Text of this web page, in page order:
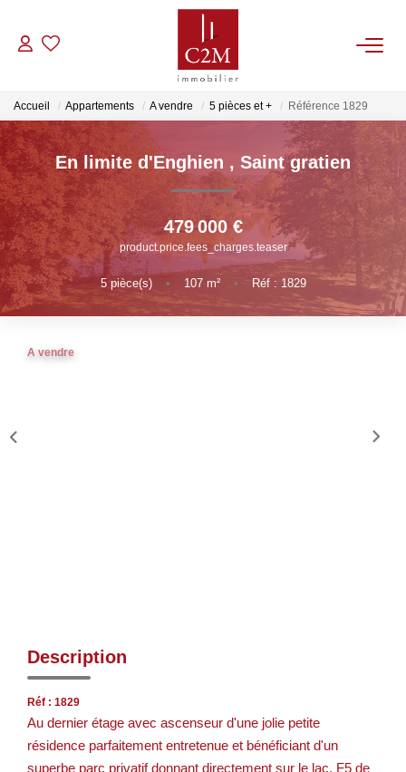
ESTIMATION
NOTRE AGENCE
BIENS VENDUS
Accueil Appartements A vendre 5 pièces et + Référence 1829
En limite d'Enghien , Saint gratien
479 000 €
product.price.fees_charges.teaser
5pièce(s) • 107m² • Réf : 1829
A vendre
Description
Réf : 1829
Au dernier étage avec ascenseur d'une jolie petite
résidence parfaitement entretenue et bénéficiant d'un
superbe parc privatif donnant directement sur le lac, F5 de